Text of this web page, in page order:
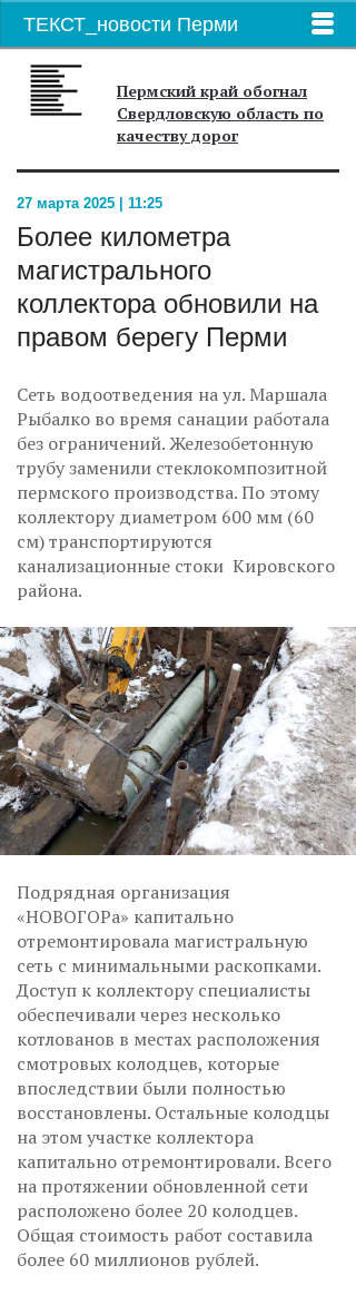
ТЕКСТ_новости Перми
Пермский край обогнал
Свердловскую область по
качеству дорог
27 марта 2025 | 11:25
Более километра
магистрального
коллектора обновили на
правом берегу Перми
Сеть водоотведения на ул. Маршала
Рыбалко во время санации работала
без ограничений. Железобетонную
трубу заменили стеклокомпозитной
пермского производства. По этому
коллектору диаметром 600 мм (60
см) транспортируются
канализационные стоки Кировского
района.
Подрядная организация
«НОВОГОРа» капитально
отремонтировала магистральную
сеть с минимальными раскопками.
Доступ к коллектору специалисты
обеспечивали через несколько
котлованов в местах расположения
смотровых колодцев, которые
впоследствии были полностью
восстановлены. Остальные колодцы
на этом участке коллектора
капитально отремонтировали. Всего
на протяжении обновленной сети
расположено более 20 колодцев.
Общая стоимость работ составила
более 60 миллионов рублей.